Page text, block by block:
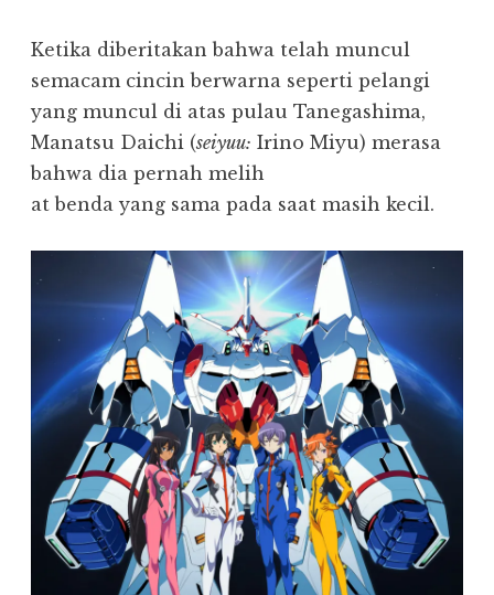
Ketika diberitakan bahwa telah muncul
semacam cincin berwarna seperti pelangi
yang muncul di atas pulau Tanegashima,
Manatsu Daichi (seiyuu: Irino Miyu) merasa
bahwa dia pernah melih
at benda yang sama pada saat masih kecil.